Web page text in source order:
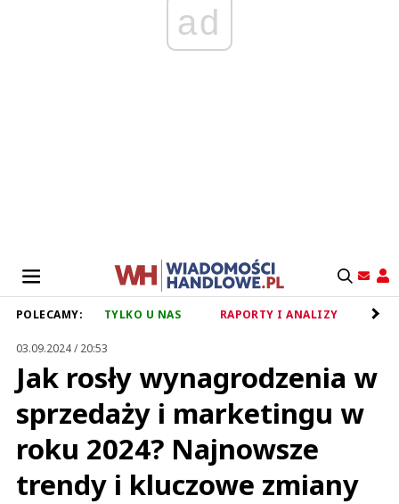
ad
POLECAMY: TYLKO U NAS RAPORTY I ANALIZY
03.09.2024 / 20:53
Jak rosły wynagrodzenia w
sprzedaży i marketingu w
roku 2024? Najnowsze
trendy i kluczowe zmiany